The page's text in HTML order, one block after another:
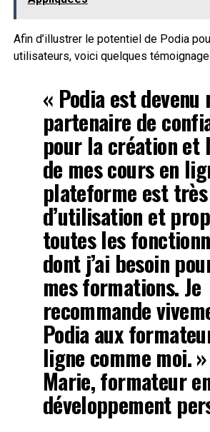
Afin d’illustrer le potentiel de Podia
utilisateurs, voici quelques
« Podia est devenu
partenaire de
pour la création et
de mes cours en
plateforme est
d’utilisation et
toutes les
dont j’ai besoin
mes formations. Je
recommande
Podia aux
ligne comme moi.
Marie, formateur
développement